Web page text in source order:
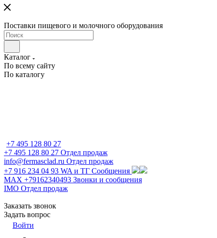
Поставки пищевого и молочного оборудования
Каталог
По всему сайту
По каталогу
+7 495 128 80 27
+7 495 128 80 27 Отдел продаж
info@fermasclad.ru Отдел продаж
+7 916 234 04 93 WA и ТГ Сообщения
MAX +79162340493 Звонки и сообщения
IMO Отдел продаж
Заказать звонок
Задать вопрос
Войти